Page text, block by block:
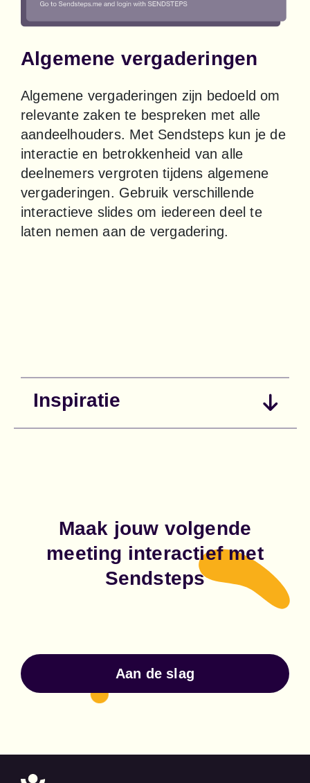
Algemene vergaderingen
Algemene vergaderingen zijn bedoeld om
relevante zaken te bespreken met alle
aandeelhouders. Met Sendsteps kun je de
interactie en betrokkenheid van alle
deelnemers vergroten tijdens algemene
vergaderingen. Gebruik verschillende
interactieve slides om iedereen deel te
laten nemen aan de vergadering.
Inspiratie
Maak jouw volgende
meeting interactief met
Sendsteps
Aan de slag